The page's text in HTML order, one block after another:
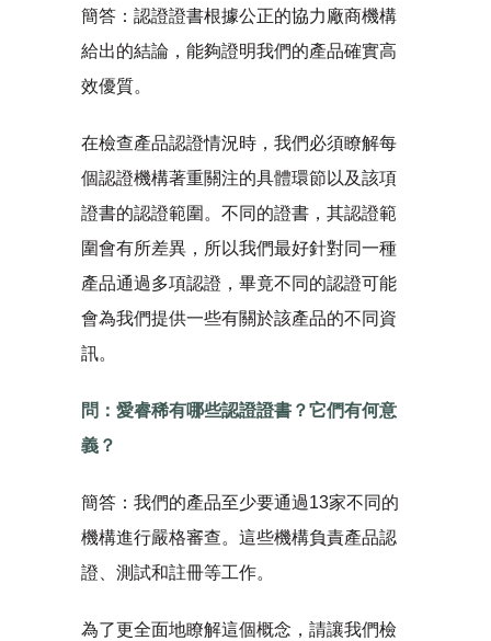
簡答：認證證書根據公正的協力廠商機構
給出的結論，能夠證明我們的產品確實高
效優質。
在檢查產品認證情況時，我們必須瞭解每
個認證機構著重關注的具體環節以及該項
證書的認證範圍。不同的證書，其認證範
圍會有所差異，所以我們最好針對同一種
產品通過多項認證，畢竟不同的認證可能
會為我們提供一些有關於該產品的不同資
訊。
問：愛睿稀有哪些認證證書？它們有何意
義？
簡答：我們的產品至少要通過13家不同的
機構進行嚴格審查。這些機構負責產品認
證、測試和註冊等工作。
為了更全面地瞭解這個概念，請讓我們檢